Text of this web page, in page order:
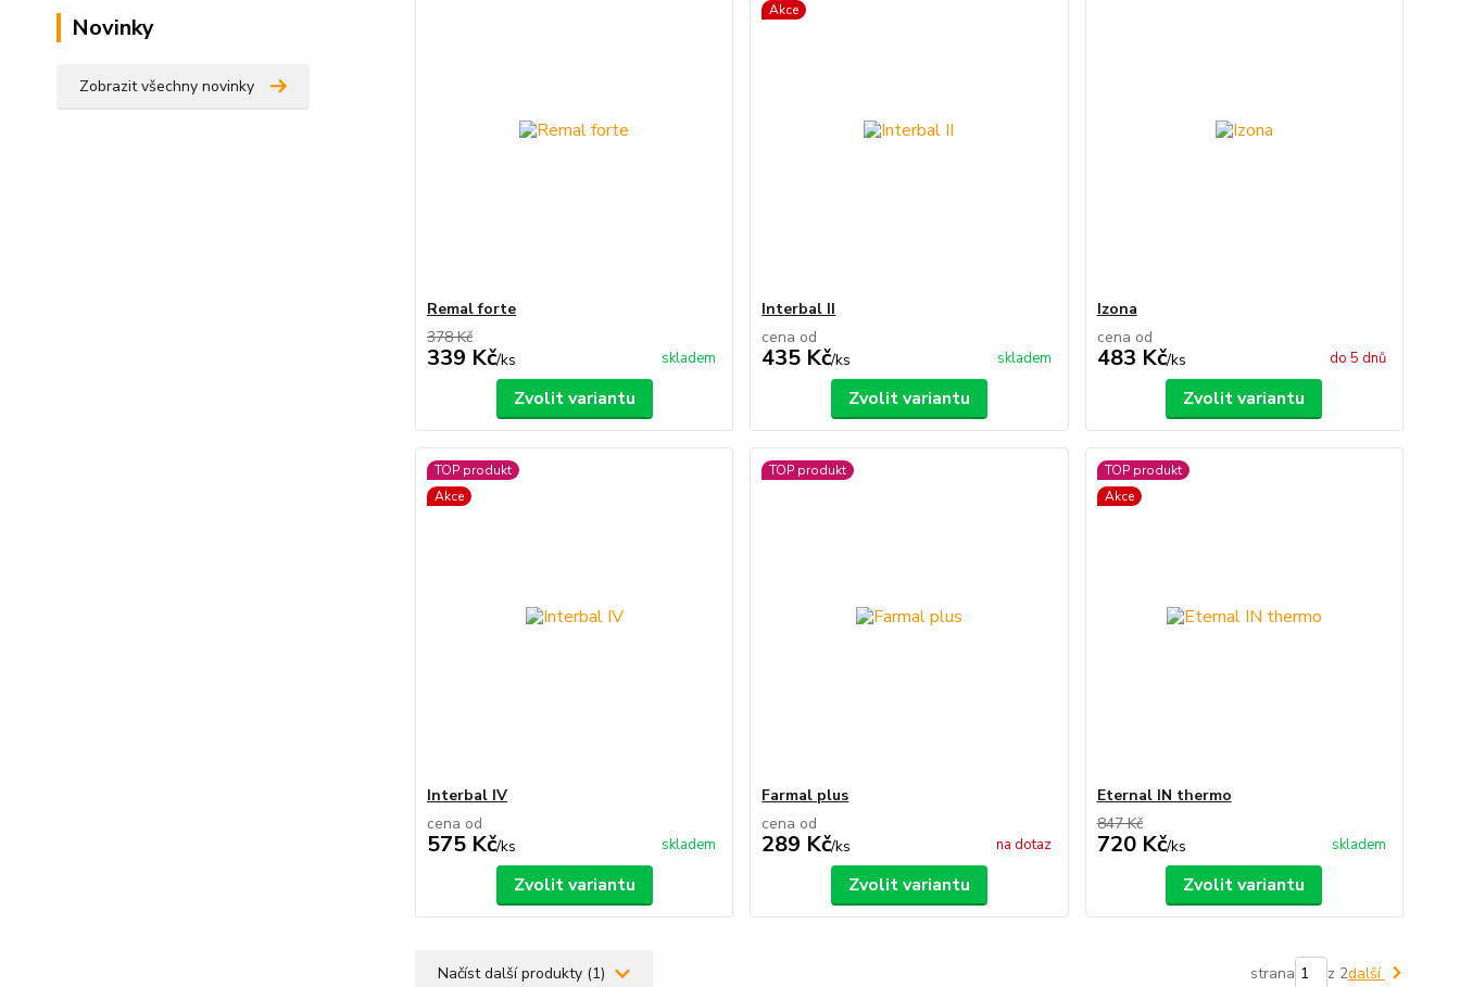
Novinky
Zobrazit všechny novinky
Remal forte
378 Kč
339 Kč/ks skladem
Zvolit variantu
Akce
Interbal II
cena od
435 Kč/ks skladem
Zvolit variantu
Izona
cena od
483 Kč/ks do 5 dnů
Zvolit variantu
TOP produkt
Akce
Interbal IV
cena od
575 Kč/ks skladem
Zvolit variantu
TOP produkt
Farmal plus
cena od
289 Kč/ks na dotaz
Zvolit variantu
TOP produkt
Akce
Eternal IN thermo
847 Kč
720 Kč/ks skladem
Zvolit variantu
Načíst další produkty (1) strana z 2další